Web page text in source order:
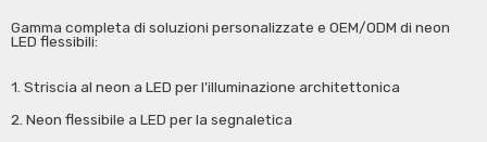
Gamma completa di soluzioni personalizzate e OEM/ODM di neon
LED flessibili:
1. Striscia al neon a LED per l'illuminazione architettonica
2. Neon flessibile a LED per la segnaletica